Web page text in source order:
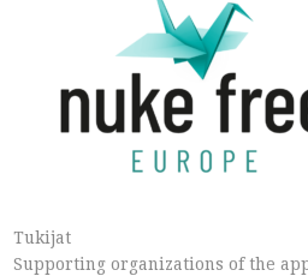
Tukijat
Supporting organizations of the